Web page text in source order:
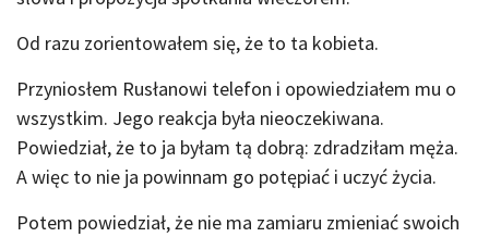
Od razu zorientowałem się, że to ta kobieta.
Przyniosłem Rusłanowi telefon i opowiedziałem mu o
wszystkim. Jego reakcja była nieoczekiwana.
Powiedział, że to ja byłam tą dobrą: zdradziłam męża.
A więc to nie ja powinnam go potępiać i uczyć życia.
Potem powiedział, że nie ma zamiaru zmieniać swoich